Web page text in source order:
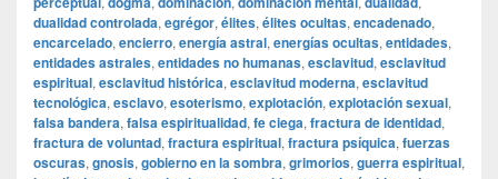
dualidad controlada, egrégor, élites, élites ocultas, encadenado,
encarcelado, encierro, energía astral, energías ocultas, entidades,
entidades astrales, entidades no humanas, esclavitud, esclavitud
espiritual, esclavitud histórica, esclavitud moderna, esclavitud
tecnológica, esclavo, esoterismo, explotación, explotación sexual,
falsa bandera, falsa espiritualidad, fe ciega, fractura de identidad,
fractura de voluntad, fractura espiritual, fractura psíquica, fuerzas
oscuras, gnosis, gobierno en la sombra, grimorios, guerra espiritual,